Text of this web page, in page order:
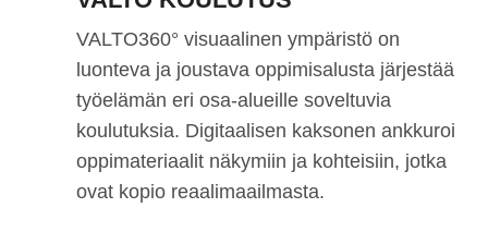
VALTO360° visuaalinen ympäristö on
luonteva ja joustava oppimisalusta järjestää
työelämän eri osa-alueille soveltuvia
koulutuksia. Digitaalisen kaksonen ankkuroi
oppimateriaalit näkymiin ja kohteisiin, jotka
ovat kopio reaalimaailmasta.